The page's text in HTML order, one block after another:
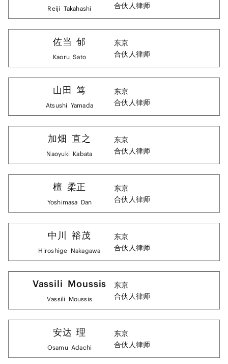
Reiji Takahashi
合伙人律师
佐当 郁
Kaoru Sato
东京
合伙人律师
山田 笃
Atsushi Yamada
东京
合伙人律师
加畑 直之
Naoyuki Kabata
东京
合伙人律师
檀 柔正
Yoshimasa Dan
东京
合伙人律师
中川 裕茂
Hiroshige Nakagawa
东京
合伙人律师
Vassili Moussis
Vassili Moussis
东京
合伙人律师
安达 理
Osamu Adachi
东京
合伙人律师